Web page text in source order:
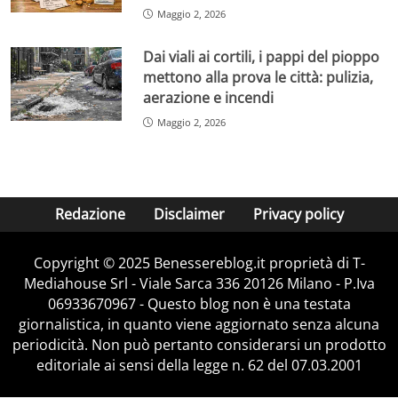
Maggio 2, 2026
Dai viali ai cortili, i pappi del pioppo
mettono alla prova le città: pulizia,
aerazione e incendi
Maggio 2, 2026
Redazione Disclaimer Privacy policy
Copyright © 2025 Benessereblog.it proprietà di T-
Mediahouse Srl - Viale Sarca 336 20126 Milano - P.Iva
06933670967 - Questo blog non è una testata
giornalistica, in quanto viene aggiornato senza alcuna
periodicità. Non può pertanto considerarsi un prodotto
editoriale ai sensi della legge n. 62 del 07.03.2001